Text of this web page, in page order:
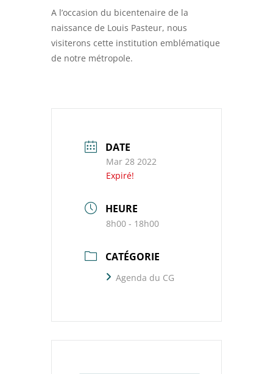
A l’occasion du bicentenaire de la
naissance de Louis Pasteur, nous
visiterons cette institution emblématique
de notre métropole.
DATE
Mar 28 2022
Expiré!
HEURE
8h00 - 18h00
CATÉGORIE
Agenda du CG